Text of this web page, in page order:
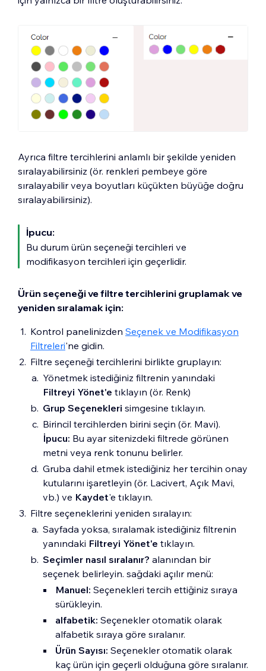
Ayrıca filtre tercihlerini anlamlı bir şekilde yeniden
sıralayabilirsiniz (ör. renkleri pembeye göre
sıralayabilir veya boyutları küçükten büyüğe doğru
sıralayabilirsiniz).
İpucu:
Bu durum ürün seçeneği tercihleri ve
modifikasyon tercihleri için geçerlidir.
Ürün seçeneği ve filtre tercihlerini gruplamak ve
yeniden sıralamak için:
Kontrol panelinizden Seçenek ve Modifikasyon
Filtreleri'ne gidin.
Filtre seçeneği tercihlerini birlikte gruplayın:
Yönetmek istediğiniz filtrenin yanındaki
Filtreyi Yönet'e tıklayın (ör. Renk)
Grup Seçenekleri simgesine tıklayın.
Birincil tercihlerden birini seçin (ör. Mavi).
İpucu: Bu ayar sitenizdeki filtrede görünen
metni veya renk tonunu belirler.
Gruba dahil etmek istediğiniz her tercihin onay
kutularını işaretleyin (ör. Lacivert, Açık Mavi,
vb.) ve Kaydet'e tıklayın.
Filtre seçeneklerini yeniden sıralayın:
Sayfada yoksa, sıralamak istediğiniz filtrenin
yanındaki Filtreyi Yönet'e tıklayın.
Seçimler nasıl sıralanır? alanından bir
seçenek belirleyin. sağdaki açılır menü:
Manuel: Seçenekleri tercih ettiğiniz sıraya
sürükleyin.
alfabetik: Seçenekler otomatik olarak
alfabetik sıraya göre sıralanır.
Ürün Sayısı: Seçenekler otomatik olarak
kaç ürün için geçerli olduğuna göre sıralanır.